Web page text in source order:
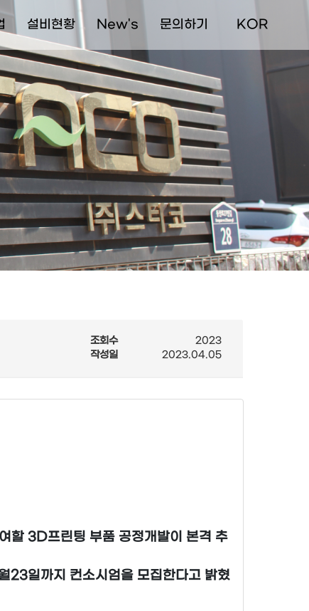
설비현황 New's 문의하기 KOR
조회수
2023
작성일
2023.04.05
할 3D프린팅 부품 공정개발이 본격 추
23일까지 컨소시엄을 모집한다고 밝혔